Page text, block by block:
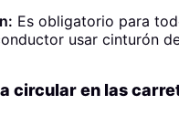
Es obligatorio para
usar cinturón
circular en las